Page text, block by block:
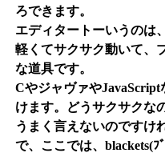
ろできます。
エディタートーいうのは
軽くてサクサク動いて、
な道具です。
Cやジャヴァや
けます。どうサクサクな
うまく言えないのですけ
で、ここでは、blackets(ﾌ